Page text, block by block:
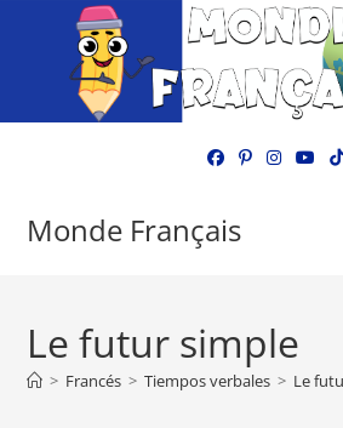
Monde Français
Le futur simple
> Francés > Tiempos verbales > Le